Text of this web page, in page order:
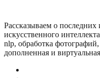
Рассказываем о последних
искусcтвенного
nlp, обработка
дополненная и